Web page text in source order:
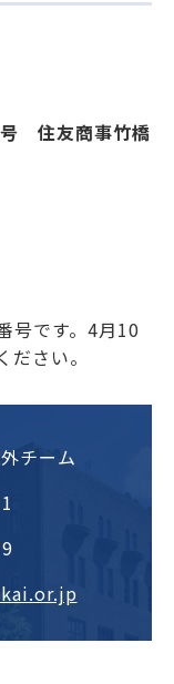
号 住友商事竹橋
号です。4月10
さい。
チーム